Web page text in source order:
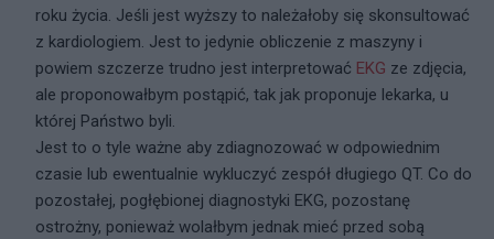
roku życia. Jeśli jest wyższy to należałoby się skonsultować
z kardiologiem. Jest to jedynie obliczenie z maszyny i
powiem szczerze trudno jest interpretować EKG ze zdjęcia,
ale proponowałbym postąpić, tak jak proponuje lekarka, u
której Państwo byli.
Jest to o tyle ważne aby zdiagnozować w odpowiednim
czasie lub ewentualnie wykluczyć zespół długiego QT. Co do
pozostałej, pogłębionej diagnostyki EKG, pozostanę
ostrożny, ponieważ wolałbym jednak mieć przed sobą